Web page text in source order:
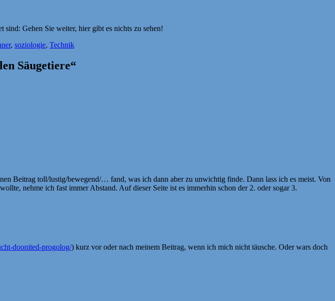
Gehen Sie weiter, hier gibt es nichts zu sehen!
, soziologie, Technik
Säugetiere“
Beitrag toll/lustig/bewegend/… fand, was ich dann aber zu unwichtig finde. Dann lass ich es meist. Von
nehme ich fast immer Abstand. Auf dieser Seite ist es immerhin schon der 2. oder sogar 3.
doonited-progolog/) kurz vor oder nach meinem Beitrag, wenn ich mich nicht täusche. Oder wars doch